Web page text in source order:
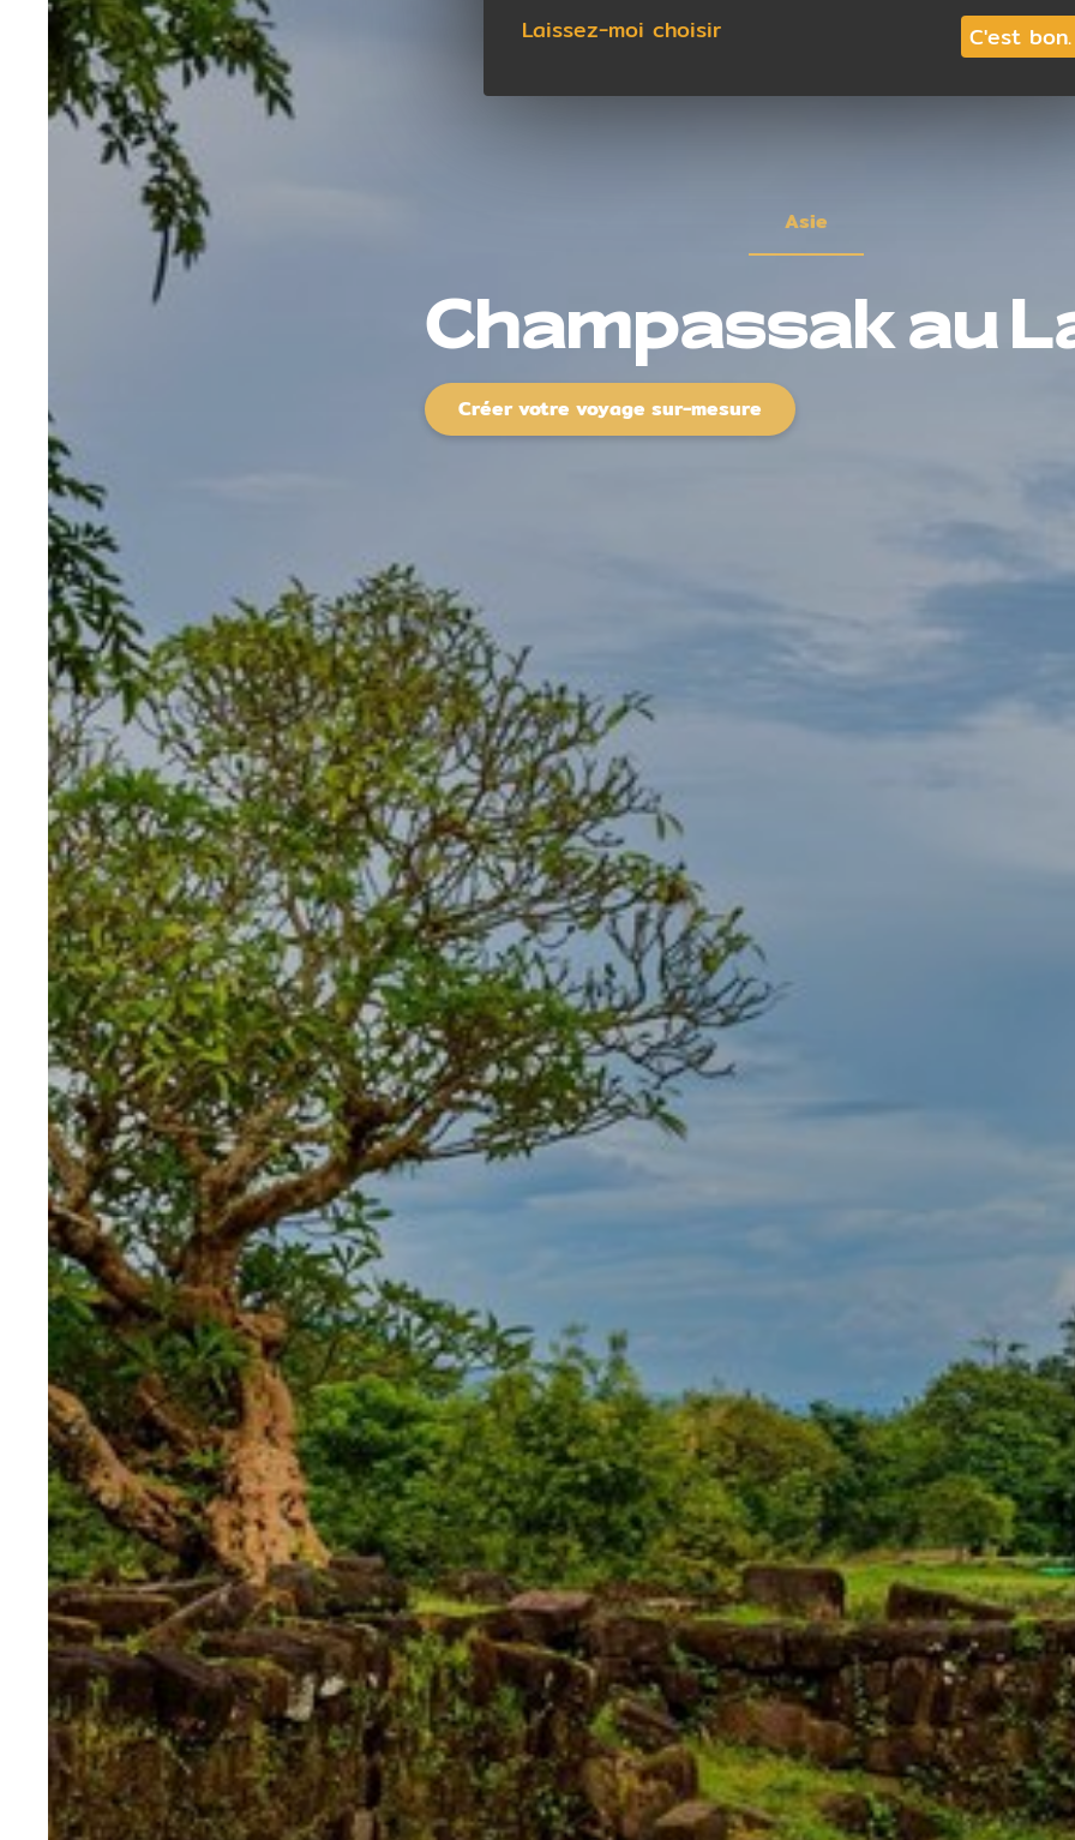
Asie
Champassak au
Créer votre voyage sur-mesure
Laissez-moi choisir
C'est bon.